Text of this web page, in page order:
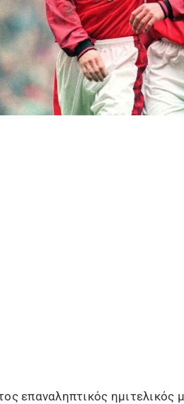
επαναληπτικός ημιτελικός